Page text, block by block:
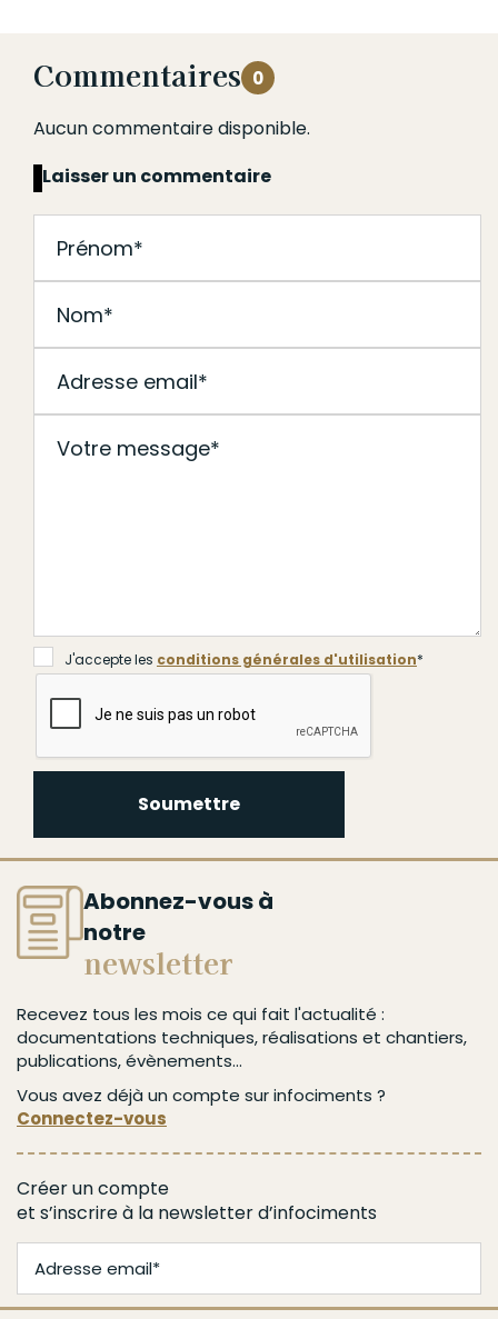
Commentaires 0
Aucun commentaire disponible.
Laisser un commentaire
J'accepte les conditions générales d'utilisation*
Soumettre
Abonnez-vous à
notre
newsletter
Recevez tous les mois ce qui fait l'actualité :
documentations techniques, réalisations et chantiers,
publications, évènements...
Vous avez déjà un compte sur infociments ?
Connectez-vous
Créer un compte
et s’inscrire à la newsletter d’infociments